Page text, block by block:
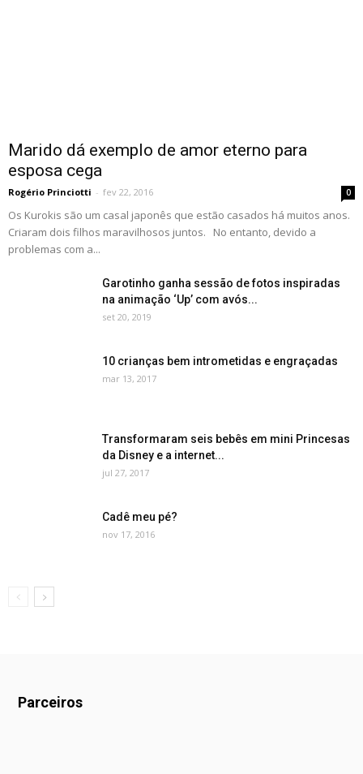
Marido dá exemplo de amor eterno para
esposa cega
Rogério Princiotti - fev 22, 2016 0
Os Kurokis são um casal japonês que estão casados há muitos anos.
Criaram dois filhos maravilhosos juntos. No entanto, devido a
problemas com a...
Garotinho ganha sessão de fotos inspiradas
na animação ‘Up’ com avós...
set 20, 2019
10 crianças bem intrometidas e engraçadas
mar 13, 2017
Transformaram seis bebês em mini Princesas
da Disney e a internet...
jul 27, 2017
Cadê meu pé?
nov 17, 2016
Parceiros